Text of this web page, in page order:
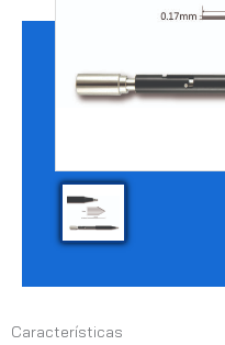
Características